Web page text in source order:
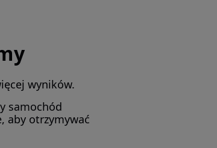
wyników.
samochód
aby otrzymywać